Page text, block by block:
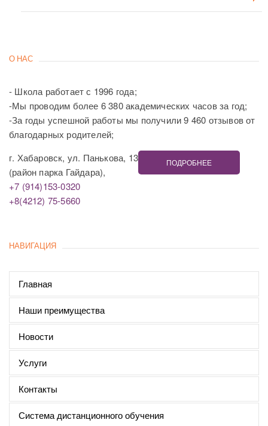
О НАС
- Школа работает с 1996 года;
-Мы проводим более 6 380 академических часов за год;
-За годы успешной работы мы получили 9 460 отзывов от
благодарных родителей;
г. Хабаровск, ул. Панькова, 13
(район парка Гайдара),
+7 (914)153-0320
+8(4212) 75-5660
ПОДРОБНЕЕ
НАВИГАЦИЯ
Главная
Наши преимущества
Новости
Услуги
Контакты
Система дистанционного обучения